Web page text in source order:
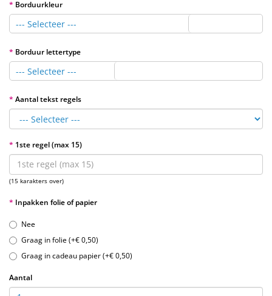
Borduurkleur
--- Selecteer ---
Borduur lettertype
--- Selecteer ---
Aantal tekst regels
1ste regel (max 15)
(15 karakters over)
Inpakken folie of papier
Nee
Graag in folie (+€ 0,50)
Graag in cadeau papier (+€ 0,50)
Aantal